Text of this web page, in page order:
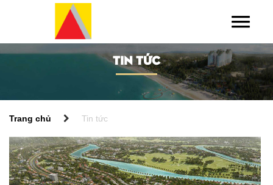
TIN TỨC
Trang chủ Tin tức